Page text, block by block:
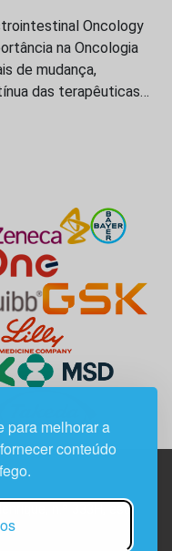
para melhorar a
conteúdo
Oncology
na Oncologia
de mudança,
das terapêuticas…
n.º 333H, esc.